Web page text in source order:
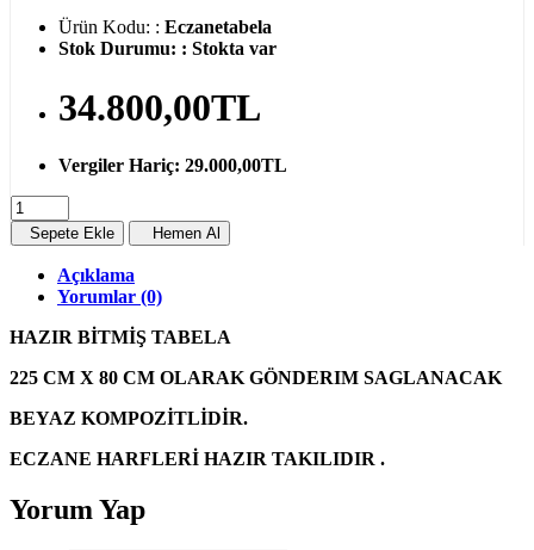
Ürün Kodu: : Eczanetabela
Stok Durumu: : Stokta var
34.800,00TL
Vergiler Hariç: 29.000,00TL
Sepete Ekle Hemen Al
Açıklama
Yorumlar (0)
HAZIR BİTMİŞ TABELA
225 CM X 80 CM OLARAK GÖNDERIM SAGLANACAK
BEYAZ KOMPOZİTLİDİR.
ECZANE HARFLERİ HAZIR TAKILIDIR .
Yorum Yap